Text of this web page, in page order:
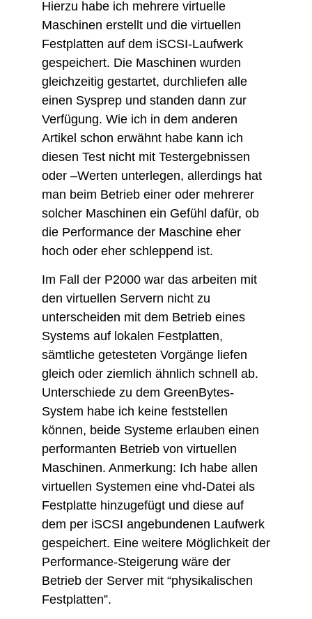
Hierzu habe ich mehrere virtuelle
Maschinen erstellt und die virtuellen
Festplatten auf dem iSCSI-Laufwerk
gespeichert. Die Maschinen wurden
gleichzeitig gestartet, durchliefen alle
einen Sysprep und standen dann zur
Verfügung. Wie ich in dem anderen
Artikel schon erwähnt habe kann ich
diesen Test nicht mit Testergebnissen
oder –Werten unterlegen, allerdings hat
man beim Betrieb einer oder mehrerer
solcher Maschinen ein Gefühl dafür, ob
die Performance der Maschine eher
hoch oder eher schleppend ist.
Im Fall der P2000 war das arbeiten mit
den virtuellen Servern nicht zu
unterscheiden mit dem Betrieb eines
Systems auf lokalen Festplatten,
sämtliche getesteten Vorgänge liefen
gleich oder ziemlich ähnlich schnell ab.
Unterschiede zu dem GreenBytes-
System habe ich keine feststellen
können, beide Systeme erlauben einen
performanten Betrieb von virtuellen
Maschinen. Anmerkung: Ich habe allen
virtuellen Systemen eine vhd-Datei als
Festplatte hinzugefügt und diese auf
dem per iSCSI angebundenen Laufwerk
gespeichert. Eine weitere Möglichkeit der
Performance-Steigerung wäre der
Betrieb der Server mit “physikalischen
Festplatten”.